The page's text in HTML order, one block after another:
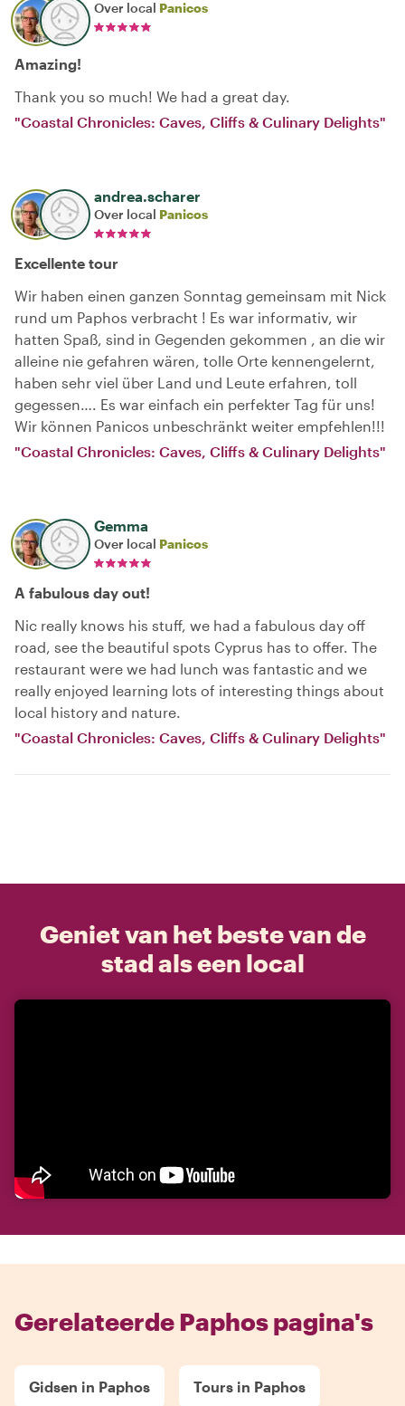
Over local Panicos
Amazing!
Thank you so much! We had a great day.
"Coastal Chronicles: Caves, Cliffs & Culinary Delights"
andrea.scharer
Over local Panicos
Excellente tour
Wir haben einen ganzen Sonntag gemeinsam mit Nick
rund um Paphos verbracht ! Es war informativ, wir
hatten Spaß, sind in Gegenden gekommen , an die wir
alleine nie gefahren wären, tolle Orte kennengelernt,
haben sehr viel über Land und Leute erfahren, toll
gegessen…. Es war einfach ein perfekter Tag für uns!
Wir können Panicos unbeschränkt weiter empfehlen!!!
"Coastal Chronicles: Caves, Cliffs & Culinary Delights"
Gemma
Over local Panicos
A fabulous day out!
Nic really knows his stuff, we had a fabulous day off
road, see the beautiful spots Cyprus has to offer. The
restaurant were we had lunch was fantastic and we
really enjoyed learning lots of interesting things about
local history and nature.
"Coastal Chronicles: Caves, Cliffs & Culinary Delights"
Geniet van het beste van de
stad als een local
Gerelateerde Paphos pagina's
Gidsen in Paphos Tours in Paphos